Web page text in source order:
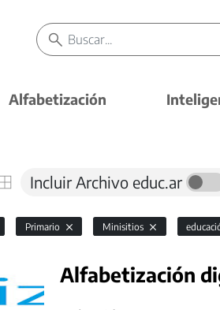
Alfabetización
Incluir Archivo educ.ar
Primario Minisitios
Alfabetización